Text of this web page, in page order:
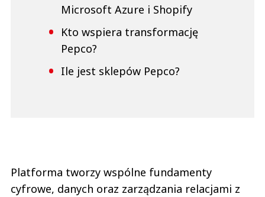
Microsoft Azure i Shopify
Kto wspiera transformację
Pepco?
Ile jest sklepów Pepco?
Platforma tworzy wspólne fundamenty
cyfrowe, danych oraz zarządzania relacjami z